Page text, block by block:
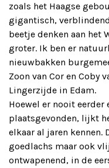
zoals het Haagse
gigantisch,
beetje denken aan het
groter. Ik ben er
nieuwbakken
Zoon van Cor en Coby
Lingerzijde in Edam.
Hoewel er nooit
plaatsgevonden, lijkt
elkaar al jaren kennen.
goedlachs maar ook
ontwapenend, in de